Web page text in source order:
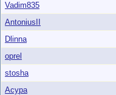
Vadim835
AntoniusII
Dlinna
oprel
stosha
Acypa